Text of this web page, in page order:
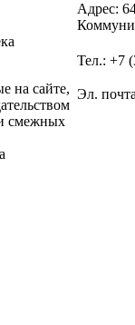
на сайте,
смежных
Адрес:
Тел.: +7
Эл.